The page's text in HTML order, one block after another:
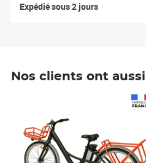
Expédié sous 2 jours
Nos clients ont